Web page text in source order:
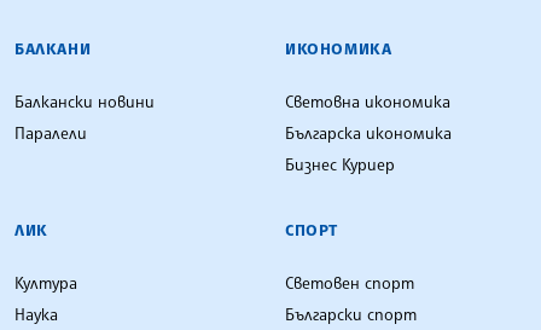
БАЛКАНИ
Балкански новини
Паралели
ИКОНОМИКА
Световна икономика
Българска икономика
Бизнес Куриер
ЛИК
Култура
Наука
СПОРТ
Световен спорт
Български спорт